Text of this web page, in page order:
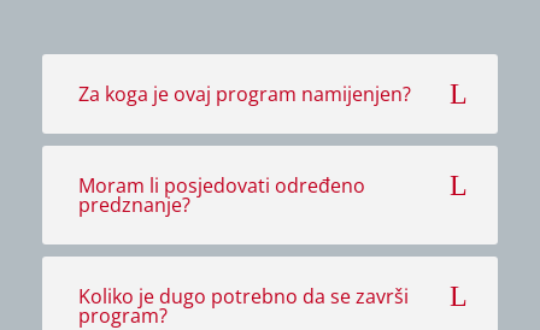
Za koga je ovaj program namijenjen?
Moram li posjedovati određeno
predznanje?
Koliko je dugo potrebno da se završi
program?